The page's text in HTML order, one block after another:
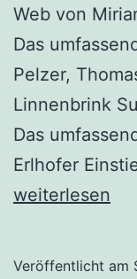
Web von
Das
Pelzer,
Linnenbrink
Das
Erlhofer
weiterlesen
Veröffentlicht am